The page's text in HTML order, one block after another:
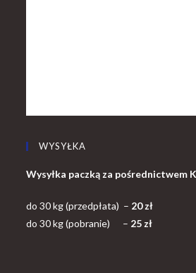
WYSYŁKA
Wysyłka paczką za pośrednictwem
do 30 kg (przedpłata) – 20 zł
do 30 kg (pobranie) – 25 zł